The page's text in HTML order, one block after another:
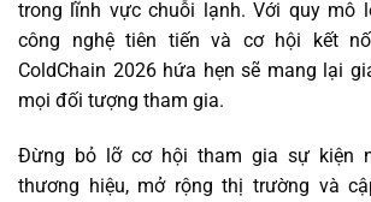
trong lĩnh vực chuỗi lạnh. Với quy mô
công nghệ tiên tiến và cơ hội kết
ColdChain 2026 hứa hẹn sẽ mang lại
mọi đối tượng tham gia.
Đừng bỏ lỡ cơ hội tham gia sự kiện
thương hiệu, mở rộng thị trường và